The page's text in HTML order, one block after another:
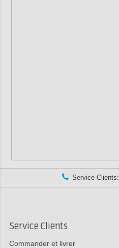
Service Clients:
Service Clients
Commander et livrer